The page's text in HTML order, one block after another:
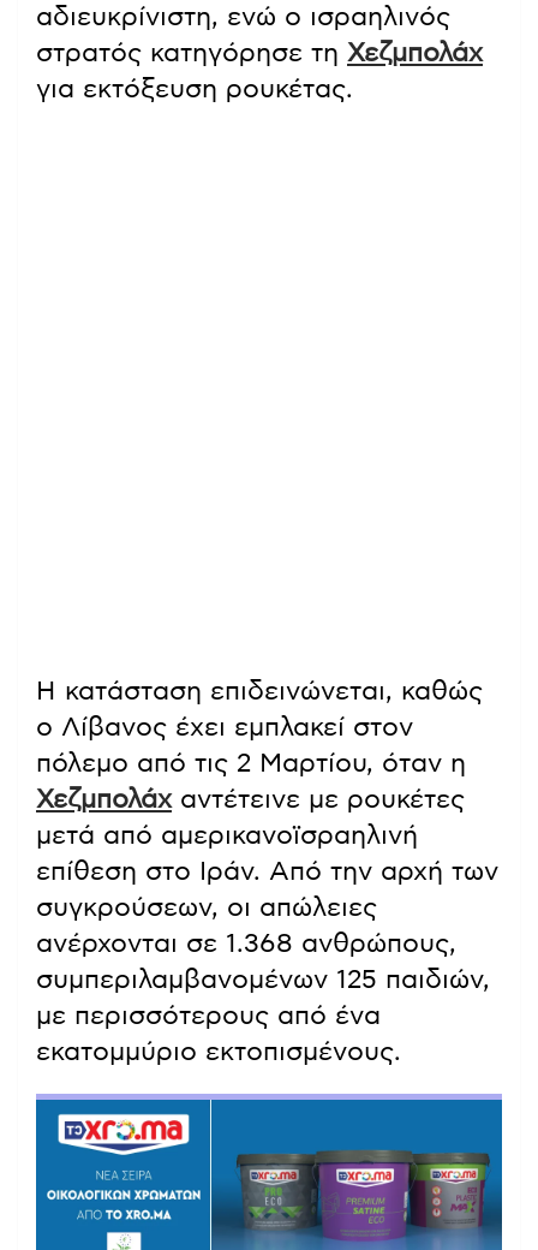
αδιευκρίνιστη, ενώ ο ισραηλινός
στρατός κατηγόρησε τη Χεζμπολάχ
για εκτόξευση ρουκέτας.
Η κατάσταση επιδεινώνεται, καθώς
ο Λίβανος έχει εμπλακεί στον
πόλεμο από τις 2 Μαρτίου, όταν η
Χεζμπολάχαντέτεινε με ρουκέτες
μετά από αμερικανοϊσραηλινή
επίθεση στο Ιράν. Από την αρχή των
συγκρούσεων, οι απώλειες
ανέρχονται σε 1.368 ανθρώπους,
συμπεριλαμβανομένων 125 παιδιών,
με περισσότερους από ένα
εκατομμύριο εκτοπισμένους.